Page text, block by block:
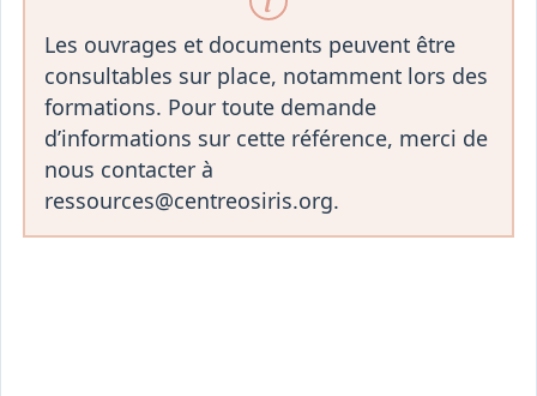
Les ouvrages et documents peuvent être
consultables sur place, notamment lors des
formations. Pour toute demande
d’informations sur cette référence, merci de
nous contacter à
ressources@centreosiris.org.